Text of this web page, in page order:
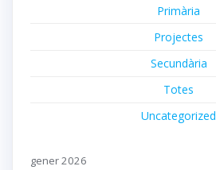
Primària
Projectes
Secundària
Totes
Uncategorized
gener 2026